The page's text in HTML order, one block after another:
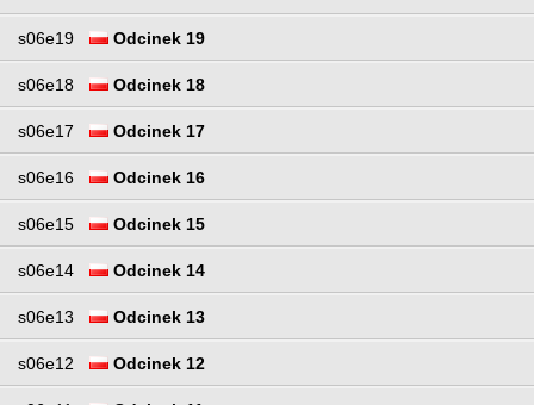
s06e19 Odcinek 19
s06e18 Odcinek 18
s06e17 Odcinek 17
s06e16 Odcinek 16
s06e15 Odcinek 15
s06e14 Odcinek 14
s06e13 Odcinek 13
s06e12 Odcinek 12